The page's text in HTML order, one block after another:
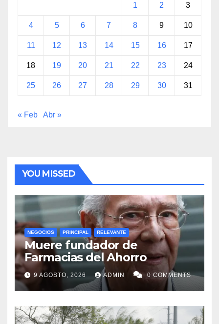
1 2 3
4 5 6 7 8 9 10
11 12 13 14 15 16 17
18 19 20 21 22 23 24
25 26 27 28 29 30 31
« Feb Abr »
YOU MISSED
NEGOCIOS PRINCIPAL RELEVANTE
Muere fundador de
Farmacias del Ahorro
9 AGOSTO, 2026 ADMIN 0 COMMENTS